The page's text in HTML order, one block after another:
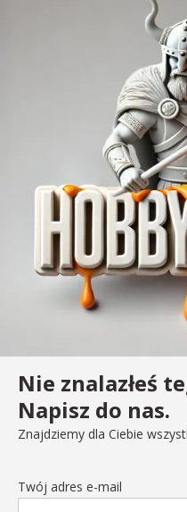
Nie znalazłeś
Napisz do nas.
Znajdziemy dla Ciebie
Twój adres e-mail